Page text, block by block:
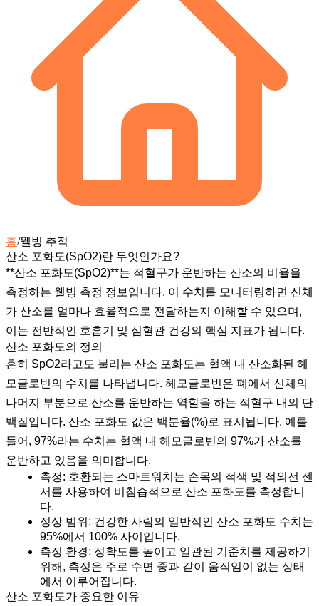
홈/웰빙 추적
산소 포화도(SpO2)란 무엇인가요?
**산소 포화도(SpO2)**는 적혈구가 운반하는 산소의 비율을
측정하는 웰빙 측정 정보입니다. 이 수치를 모니터링하면 신체
가 산소를 얼마나 효율적으로 전달하는지 이해할 수 있으며,
이는 전반적인 호흡기 및 심혈관 건강의 핵심 지표가 됩니다.
산소 포화도의 정의
흔히 SpO2라고도 불리는 산소 포화도는 혈액 내 산소화된 헤
모글로빈의 수치를 나타냅니다. 헤모글로빈은 폐에서 신체의
나머지 부분으로 산소를 운반하는 역할을 하는 적혈구 내의 단
백질입니다. 산소 포화도 값은 백분율(%)로 표시됩니다. 예를
들어, 97%라는 수치는 혈액 내 헤모글로빈의 97%가 산소를
운반하고 있음을 의미합니다.
측정: 호환되는 스마트워치는 손목의 적색 및 적외선 센
서를 사용하여 비침습적으로 산소 포화도를 측정합니
다.
정상 범위: 건강한 사람의 일반적인 산소 포화도 수치는
95%에서 100% 사이입니다.
측정 환경: 정확도를 높이고 일관된 기준치를 제공하기
위해, 측정은 주로 수면 중과 같이 움직임이 없는 상태
에서 이루어집니다.
산소 포화도가 중요한 이유